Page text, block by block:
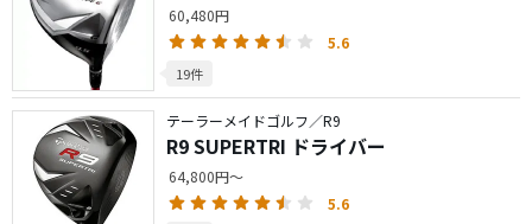
60,480円
5.6
19件
テーラーメイドゴルフ／R9
R9 SUPERTRI ドライバー
64,800円～
5.6